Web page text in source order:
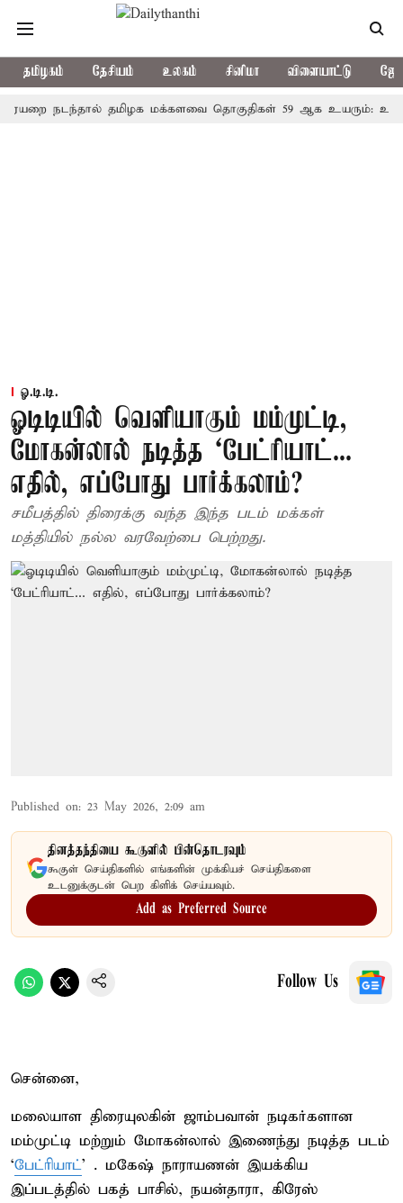
தமிழகம் தேசியம் உலகம் சினிமா விளையாட்டு
நடந்தால் தமிழக மக்களவை தொகுதிகள் 59 ஆக உயரும்: உத்தேச
ஓ.டி.டி.
ஓடிடியில் வெளியாகும் மம்முட்டி,
மோகன்லால் நடித்த `பேட்ரியாட்...
எதில், எப்போது பார்க்கலாம்?
சமீபத்தில் திரைக்கு வந்த இந்த படம் மக்கள்
மத்தியில் நல்ல வரவேற்பை பெற்றது.
Published on: 23 May 2026, 2:09 am
தினத்தந்தியை கூகுளில் பின்தொடரவும்
கூகுள் செய்திகளில் எங்களின் முக்கியச் செய்திகளை
உடனுக்குடன் பெற கிளிக் செய்யவும்.
Add as Preferred Source
Follow Us
சென்னை,
மலையாள திரையுலகின் ஜாம்பவான் நடிகர்களான
மம்முட்டி மற்றும் மோகன்லால் இணைந்து நடித்த படம்
‘பேட்ரியாட்’ . மகேஷ் நாராயணன் இயக்கிய
இப்படத்தில் பகத் பாசில், நயன்தாரா, கிரேஸ்